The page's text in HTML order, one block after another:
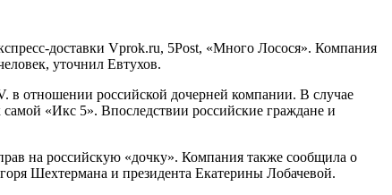
доставки Vprok.ru, 5Post, «Много Лосося». Компания
уточнил Евтухов.
в отношении российской дочерней компании. В случае
«Икс 5». Впоследствии российские граждане и
на российскую «дочку». Компания также сообщила о
Шехтермана и президента Екатерины Лобачевой.